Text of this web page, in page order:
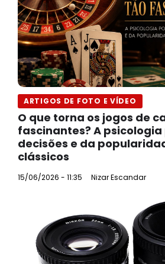
ARTIGOS DE FOTO E VÍDEO
O que torna os jogos de
fascinantes? A
decisões e da
clássicos
15/06/2026 - 11:35 Nizar Escandar